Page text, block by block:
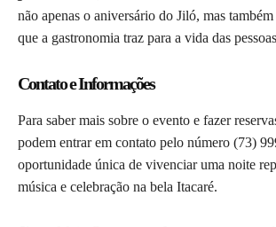
não apenas o aniversário do Jiló, mas
que a gastronomia traz para a vida das
Contato e Informações
Para saber mais sobre o evento e fazer
podem entrar em contato pelo número (73)
oportunidade única de vivenciar uma noite
música e celebração na bela Itacaré.